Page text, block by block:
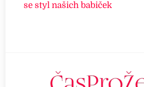
se styl našich babiček